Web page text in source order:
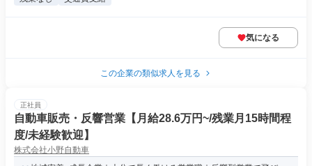
気になる
この企業の類似求人を見る
正社員
自動車販売・反響営業【月給28.6万円~/残業月15時間程
度/未経験歓迎】
株式会社小野自動車